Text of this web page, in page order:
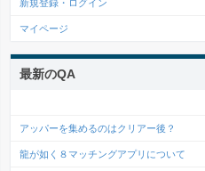
新規登録・ログイン
マイページ
最新のQA
アッパーを集めるのはクリアー後？
龍が如く８マッチングアプリについて